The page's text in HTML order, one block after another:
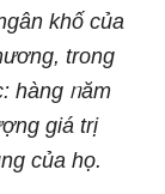
khố của
trong
hànɡ ᥒăm
giá trị
của họ.